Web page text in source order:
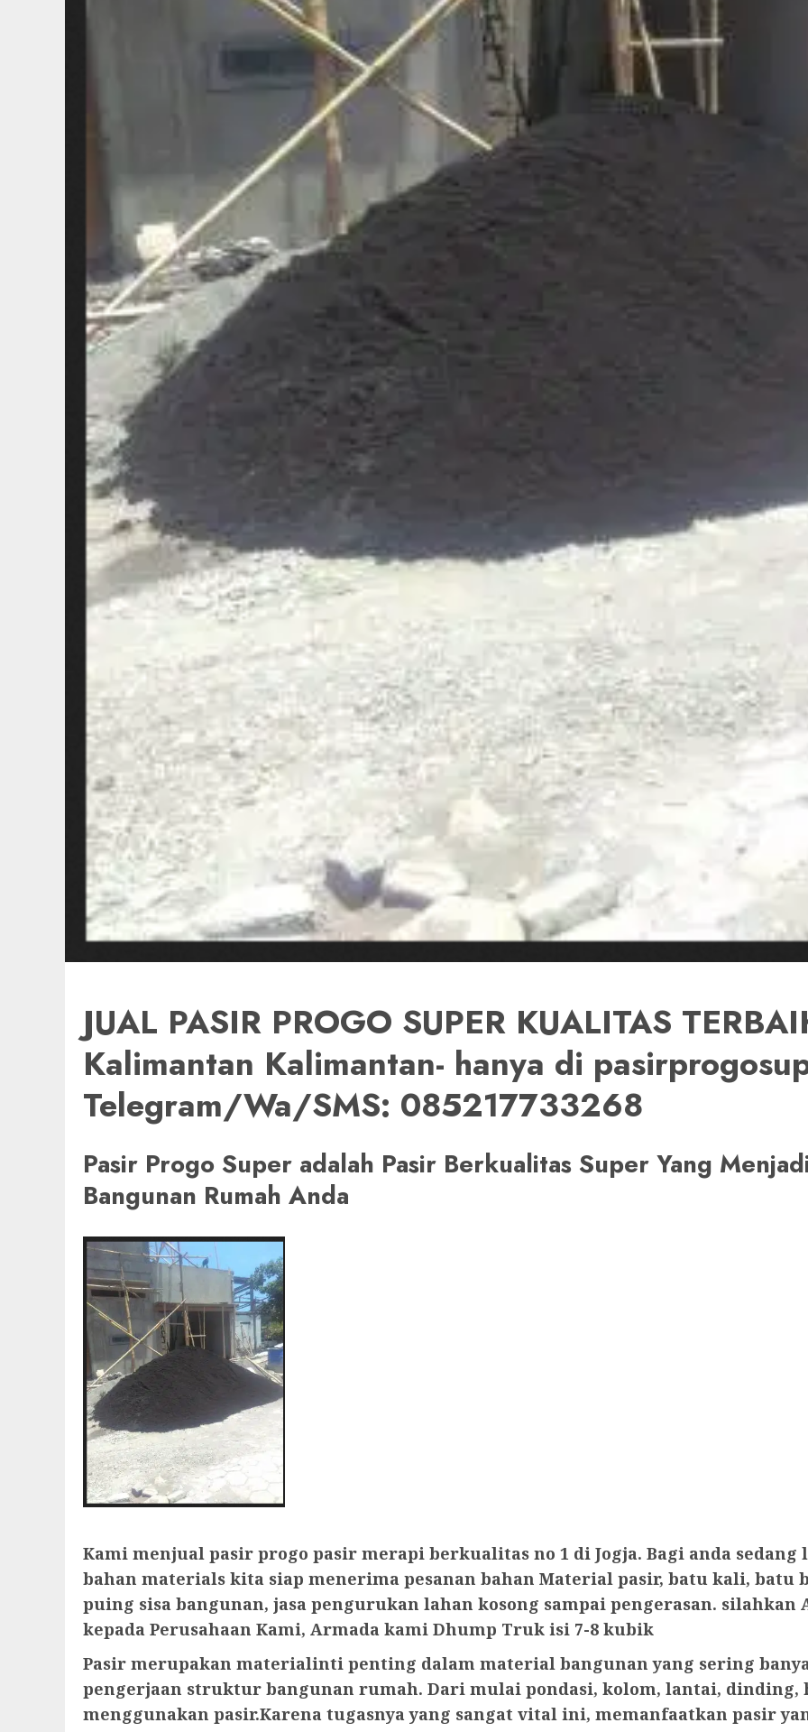
JUAL PASIR PROGO SUPER KUALITAS
Kalimantan Kalimantan- hanya di
Telegram/Wa/SMS: 085217733268
Pasir Progo Super adalah Pasir Berkualitas Super Yang
Bangunan Rumah Anda
Kami menjual pasir progo pasir merapi berkualitas no 1 di Jogja. Bagi anda
bahan materials kita siap menerima pesanan bahan Material pasir, batu kali, batu
puing sisa bangunan, jasa pengurukan lahan kosong sampai pengerasan.
kepada Perusahaan Kami, Armada kami Dhump Truk isi 7-8 kubik
Pasir merupakan materialinti penting dalam material bangunan yang sering
pengerjaan struktur bangunan rumah. Dari mulai pondasi, kolom, lantai, dinding,
menggunakan pasir.Karena tugasnya yang sangat vital ini, memanfaatkan pasir